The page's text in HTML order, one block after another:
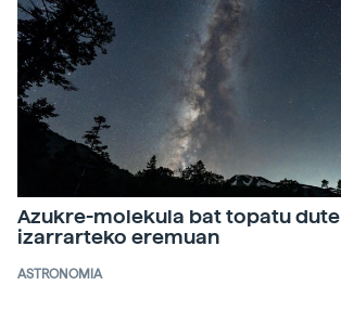
Azukre-molekula bat topatu dute
izarrarteko eremuan
ASTRONOMIA